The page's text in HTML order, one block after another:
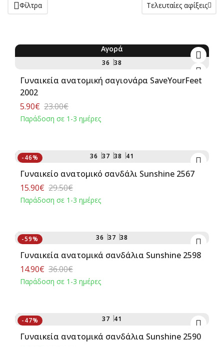
Φίλτρα Τελευταίες αφίξεις
36 38
Αγορά
Γυναικεία ανατομική σαγιονάρα SaveYourFeet
2002
5.90€ 23.00€
Παράδοση σε 1-3 ημέρες
-46% 36 37 38 41
Γυναικείο ανατομικό σανδάλι Sunshine 2567
15.90€ 29.50€
Παράδοση σε 1-3 ημέρες
-59% 36 37 38
Γυναικεία ανατομικά σανδάλια Sunshine 2598
14.90€ 36.00€
Παράδοση σε 1-3 ημέρες
-47% 37 41
Γυναικεία ανατομικά σανδάλια Sunshine 2590